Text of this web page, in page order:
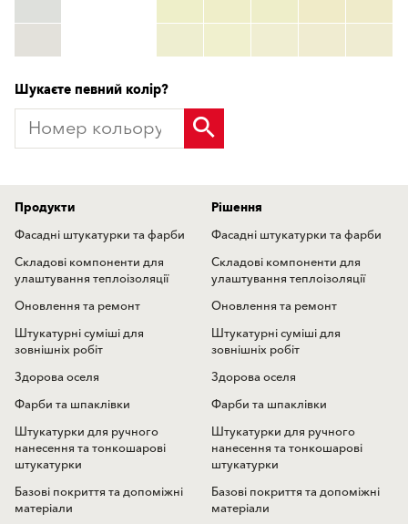
TSR:tsr_code
Детальніше
Шукаєте певний колір?
Продукти
Фасадні штукатурки та фарби
Складові компоненти для
улаштування теплоізоляції
Оновлення та ремонт
Штукатурні суміші для
зовнішніх робіт
Здорова оселя
Фарби та шпаклівки
Штукатурки для ручного
нанесення та тонкошарові
штукатурки
Базові покриття та допоміжні
матеріали
Рішення
Фасадні штукатурки та фарби
Складові компоненти для
улаштування теплоізоляції
Оновлення та ремонт
Штукатурні суміші для
зовнішніх робіт
Здорова оселя
Фарби та шпаклівки
Штукатурки для ручного
нанесення та тонкошарові
штукатурки
Базові покриття та допоміжні
матеріали